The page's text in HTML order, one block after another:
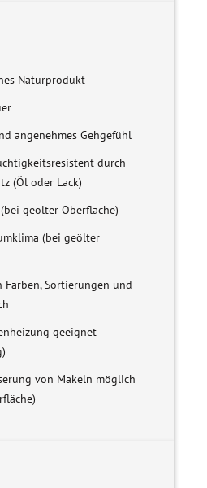
Naturprodukt
angenehmes Gehgefühl
durch
(Öl oder Lack)
geölter Oberfläche)
(bei geölter
Farben, Sortierungen und
geeignet
von Makeln möglich